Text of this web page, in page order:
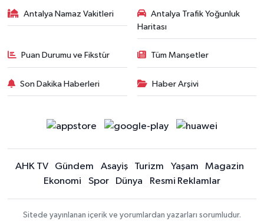
Antalya Namaz Vakitleri
Antalya Trafik Yoğunluk
Haritası
Puan Durumu ve Fikstür Tüm Manşetler
Son Dakika Haberleri Haber Arşivi
AHK TV Gündem Asayiş Turizm Yaşam
Magazin
Ekonomi
Spor Dünya Resmi Reklamlar
Sitede yayınlanan içerik ve yorumlardan yazarları sorumludur.